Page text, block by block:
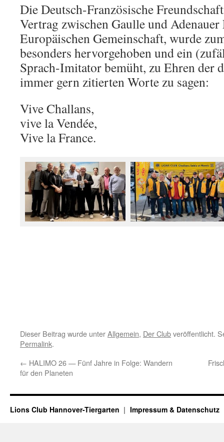
Die Deutsch-Französische
Vertrag zwischen Gaulle und Adenauer
Europäischen Gemeinschaft, wurde
besonders hervorgehoben und ein
Sprach-Imitator bemüht, zu Ehren der
immer gern zitierten Worte zu sagen:
Vive Challans,
vive la Vendée,
Vive la France.
Dieser Beitrag wurde unterAllgemein, Der Clubveröffentlicht.
Permalink.
← HALIMO 26 — Fünf Jahre in Folge: Wandern
für den Planeten
Lions Club Hannover-Tiergarten Impressum & Datenschutz